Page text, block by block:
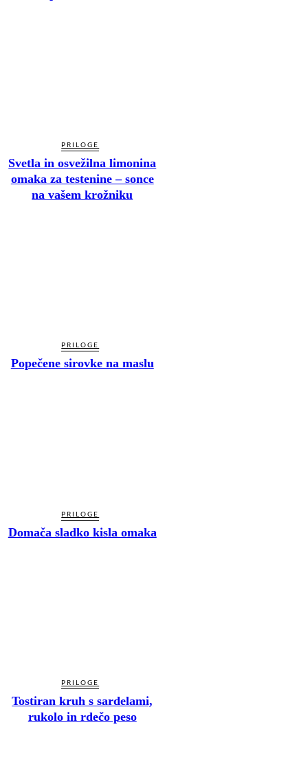
PRILOGE
Svetla in osvežilna limonina
omaka za testenine – sonce
na vašem krožniku
PRILOGE
Popečene sirovke na maslu
PRILOGE
Domača sladko kisla omaka
PRILOGE
Tostiran kruh s sardelami,
rukolo in rdečo peso